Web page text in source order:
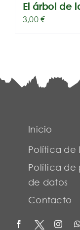
El árbol de
3,00€
Inicio
Política de
Política de
de datos
Contacto